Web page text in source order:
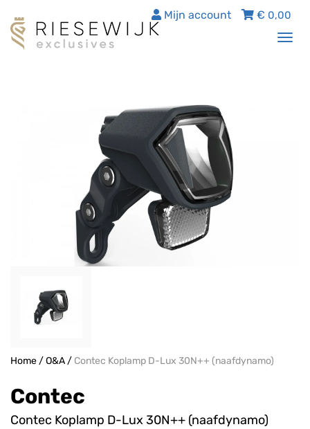
€ 0,00
Mijn account
Home/O&A/ Contec Koplamp D-Lux 30N++ (naafdynamo)
Contec
Contec Koplamp D-Lux 30N++ (naafdynamo)